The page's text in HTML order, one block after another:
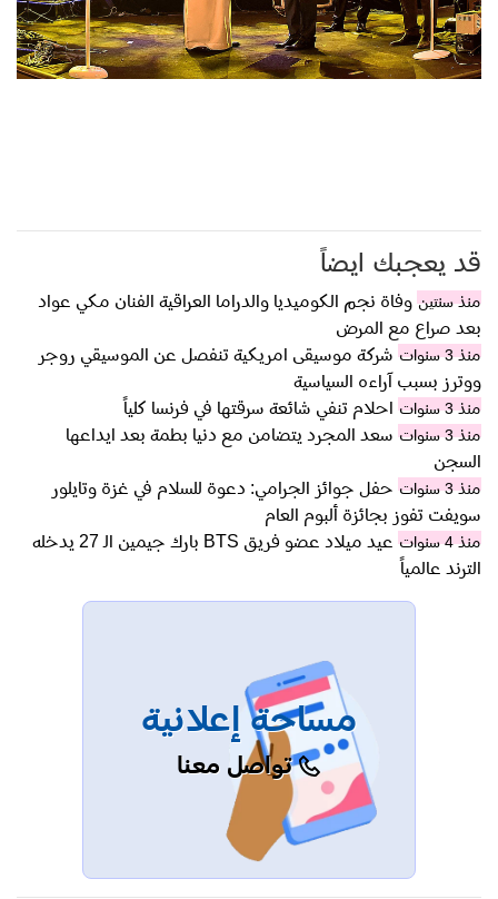
قد يعجبك ايضاً
منذ سنتين وفاة نجم الكوميديا والدراما العراقية الفنان مكي عواد
بعد صراع مع المرض
منذ 3 سنوات
شركة موسيقى امريكية تنفصل عن الموسيقي روجر
ووترز بسبب آراءه السياسية
منذ 3 سنوات احلام تنفي شائعة سرقتها في فرنسا كلياً
منذ 3 سنوات
سعد المجرد يتضامن مع دنيا بطمة بعد ايداعها
السجن
منذ 3 سنوات
حفل جوائز الجرامي: دعوة للسلام في غزة وتايلور
سويفت تفوز بجائزة ألبوم العام
منذ 4 سنوات
عيد ميلاد عضو فريق BTS بارك جيمين الـ 27 يدخله
الترند عالمياً
مساحة إعلانية
تواصل معنا